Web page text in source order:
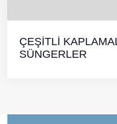
ÇEŞİTLİ
SÜNGERLER